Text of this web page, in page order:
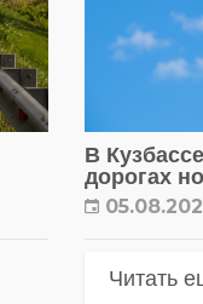
В
дорогах
Читать